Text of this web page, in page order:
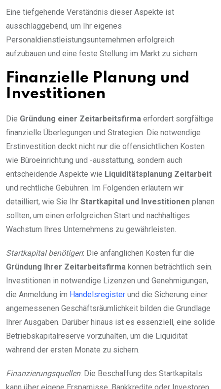
Eine tiefgehende Verständnis dieser Aspekte ist
ausschlaggebend, um Ihr eigenes
Personaldienstleistungsunternehmen erfolgreich
aufzubauen und eine feste Stellung im Markt zu sichern.
Finanzielle Planung und
Investitionen
Die Gründung einer Zeitarbeitsfirma erfordert sorgfältige
finanzielle Überlegungen und Strategien. Die notwendige
Erstinvestition deckt nicht nur die offensichtlichen Kosten
wie Büroeinrichtung und -ausstattung, sondern auch
entscheidende Aspekte wie Liquiditätsplanung Zeitarbeit
und rechtliche Gebühren. Im Folgenden erläutern wir
detailliert, wie Sie Ihr Startkapital und Investitionen planen
sollten, um einen erfolgreichen Start und nachhaltiges
Wachstum Ihres Unternehmens zu gewährleisten.
Startkapital benötigen: Die anfänglichen Kosten für die
Gründung Ihrer Zeitarbeitsfirma können beträchtlich sein.
Investitionen in notwendige Lizenzen und Genehmigungen,
die Anmeldung im Handelsregister und die Sicherung einer
angemessenen Geschäftsräumlichkeit bilden die Grundlage
Ihrer Ausgaben. Darüber hinaus ist es essenziell, eine solide
Betriebskapitalreserve vorzuhalten, um die Liquidität
während der ersten Monate zu sichern.
Finanzierungsquellen: Die Beschaffung des Startkapitals
kann über eigene Ersparnisse, Bankkredite oder Investoren